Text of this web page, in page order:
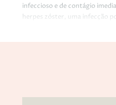
infeccioso e de contágio
herpes zóster, uma infecção
varicela zóster. Mesmo